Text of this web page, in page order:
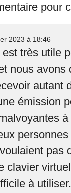
pour
2023 à 18:46
très utile
nous avons
autant
émission
personnes
pas
clavier
à